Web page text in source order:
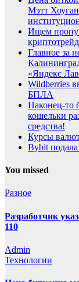
Мэтт
Ищем
Главное за
«Яндекс
Wildberries
БПЛА
Наконец-то
кошельки
средства!
Курсы
Bybit
You missed
Разное
Разработчик
110
Admin
Технологии